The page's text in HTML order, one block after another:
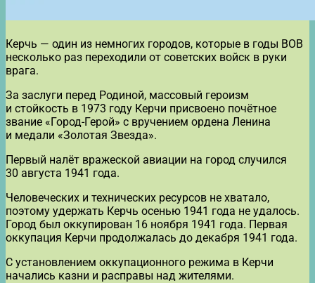
Керчь — один из немногих городов, которые в годы ВОВ
несколько раз переходили от советских войск в руки
врага.
За заслуги перед Родиной, массовый героизм
и стойкость в 1973 году Керчи присвоено почётное
звание «Город-Герой» с вручением ордена Ленина
и медали «Золотая Звезда».
Первый налёт вражеской авиации на город случился
30 августа 1941 года.
Человеческих и технических ресурсов не хватало,
поэтому удержать Керчь осенью 1941 года не удалось.
Город был оккупирован 16 ноября 1941 года. Первая
оккупация Керчи продолжалась до декабря 1941 года.
С установлением оккупационного режима в Керчи
начались казни и расправы над жителями.